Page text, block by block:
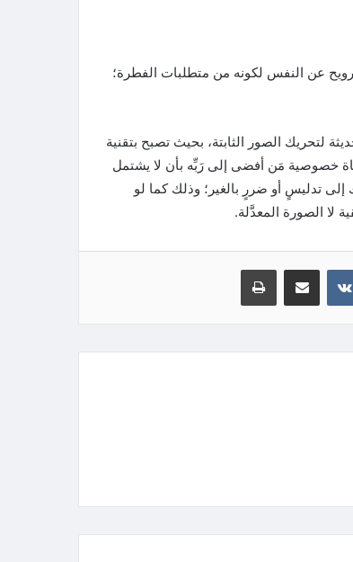
عن النفس لكونه من متطلبات الفطرة؛
لتحريك الصور الثابتة، بحيث تصبح بتقنية
خصوصية مَن أفضى إلى رَبِّه بأن لا يشتمل
تدليسٍ أو ضررٍ بالغير؛ وذلك كما لو
لا الصورة المعدَّلة.